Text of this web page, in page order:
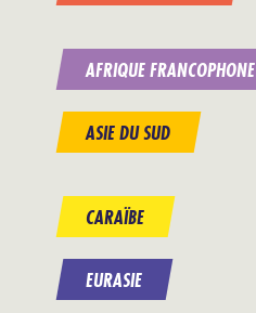
AFRIQUE FRANCOPHONE
ASIE DU SUD
CARAÏBE
EURASIE